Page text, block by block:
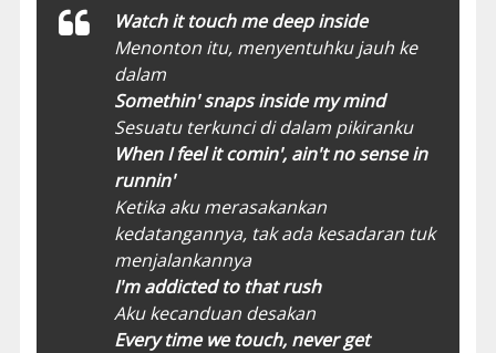
Watch it touch me deep inside
Menonton itu, menyentuhku jauh ke
dalam
Somethin' snaps inside my mind
Sesuatu terkunci di dalam pikiranku
When I feel it comin', ain't no sense in
runnin'
Ketika aku merasakankan
kedatangannya, tak ada kesadaran tuk
menjalankannya
I'm addicted to that rush
Aku kecanduan desakan
Every time we touch, never get